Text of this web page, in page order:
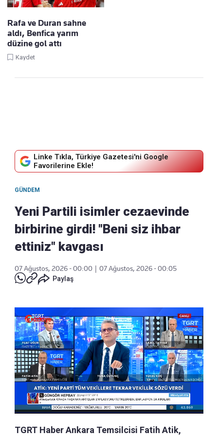
Rafa ve Duran sahne
aldı, Benfica yarım
düzine gol attı
Kaydet
Linke Tıkla, Türkiye Gazetesi'ni Google
Favorilerine Ekle!
GÜNDEM
Yeni Partili isimler cezaevinde
birbirine girdi! "Beni siz ihbar
ettiniz" kavgası
07 Ağustos, 2026 - 00:00
07 Ağustos, 2026 - 00:05
Paylaş
TGRT Haber Ankara Temsilcisi Fatih Atik,